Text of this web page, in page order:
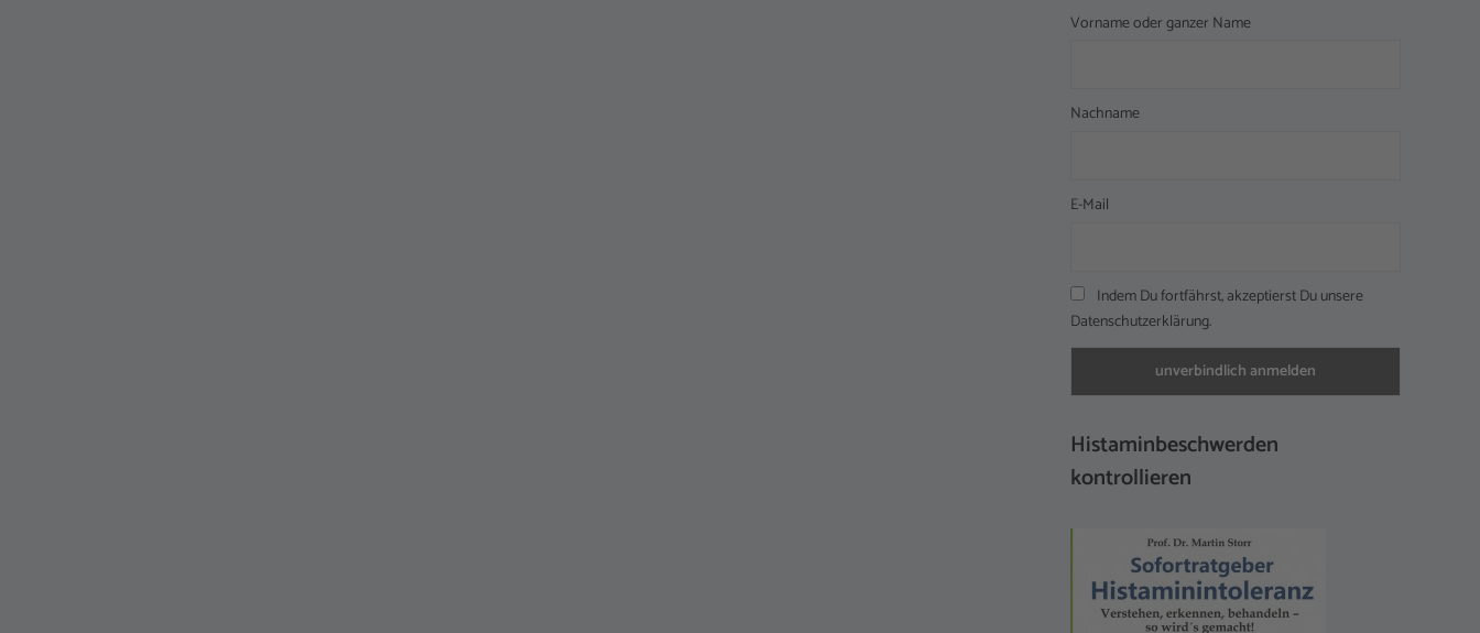
Vorname oder ganzer Name
Nachname
E-Mail
Indem Du fortfährst, akzeptierst Du unsere
Datenschutzerklärung.
Histaminbeschwerden
kontrollieren